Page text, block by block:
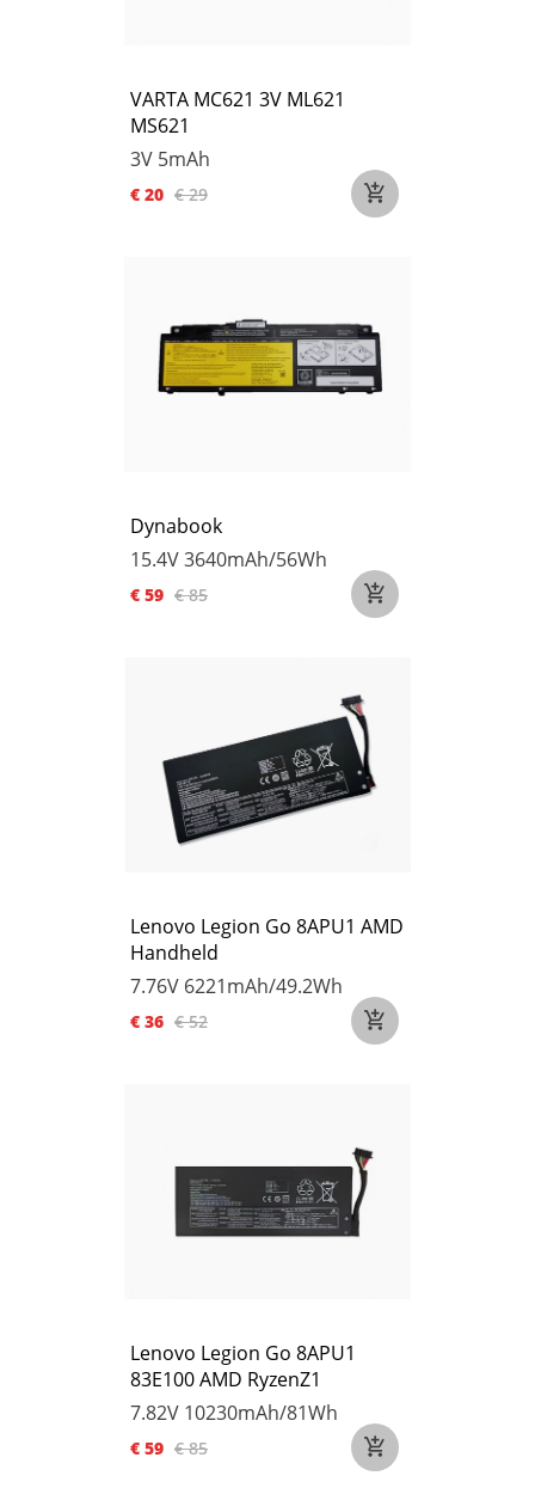
VARTA MC621 3V ML621
MS621
3V 5mAh
€ 20 € 29
Dynabook
15.4V3640mAh/56Wh
€ 59 € 85
Lenovo Legion Go 8APU1 AMD
Handheld
7.76V 6221mAh/49.2Wh
€ 36 € 52
Lenovo Legion Go 8APU1
83E100 AMD RyzenZ1
7.82V 10230mAh/81Wh
€ 59 € 85